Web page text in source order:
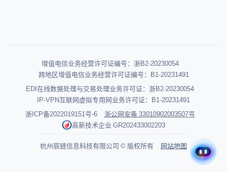
增值电信业务经营许可证编号：浙B2-20230054
跨地区增值电信业务经营许可证编号：B1-20231491
EDI在线数据处理与交易处理业务许可证：浙B2-20230054
IP-VPN互联网虚拟专用网业务许可证：B1-20231491
浙ICP备2022019151号-6
浙公网安备 33010902003507号
高新技术企业 GR202433002203
杭州辰链信息科技有限公司 © 版权所有 网站地图